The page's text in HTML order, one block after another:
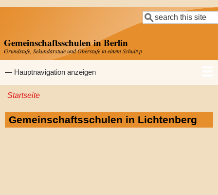
Suche
Gemeinschaftsschulen in Berlin
Grundstufe, Sekundarstufe und Oberstufe in einem Schultyp
Hauptnavigation
— Hauptnavigation anzeigen
Startseite
Gemeinschaftsschulen
Grundschulen
Sekundarschulen
Gymnasien
Startseite
Gemeinschaftsschulen in Lichtenberg